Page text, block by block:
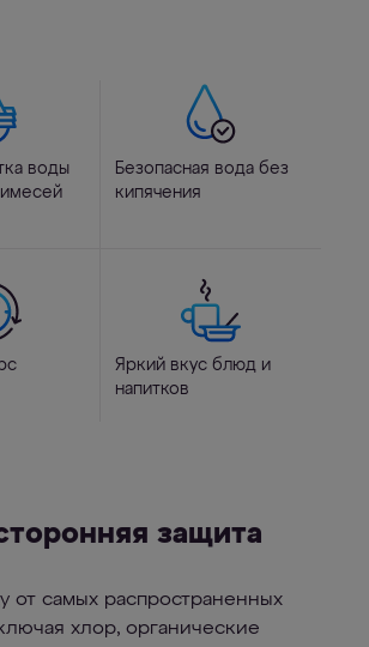
воды
Безопасная вода без
кипячения
Яркий вкус блюд и
напитков
защита
от самых распространенных
хлор, органические